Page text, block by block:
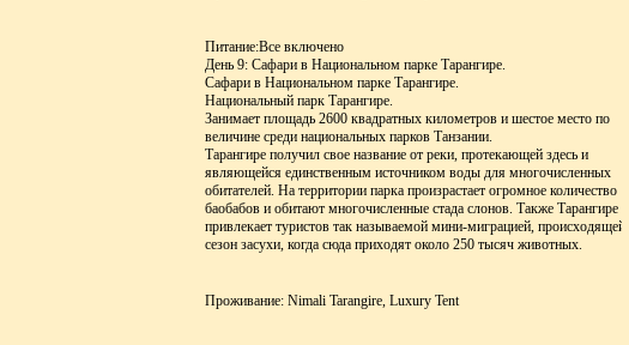
Питание:Все включено
День 9: Сафари в Национальном парке Тарангире.
Сафари в Национальном парке Тарангире.
Национальный парк Тарангире.
Занимает площадь 2600 квадратных километров и шестое место по
величине среди национальных парков Танзании.
Тарангире получил свое название от реки, протекающей здесь и
являющейся единственным источником воды для многочисленных
обитателей. На территории парка произрастает огромное количество
баобабов и обитают многочисленные стада слонов. Также Тарангире
привлекает туристов так называемой мини-миграцией, происходящей в
сезон засухи, когда сюда приходят около 250 тысяч животных.
Проживание: Nimali Tarangire, Luxury Tent